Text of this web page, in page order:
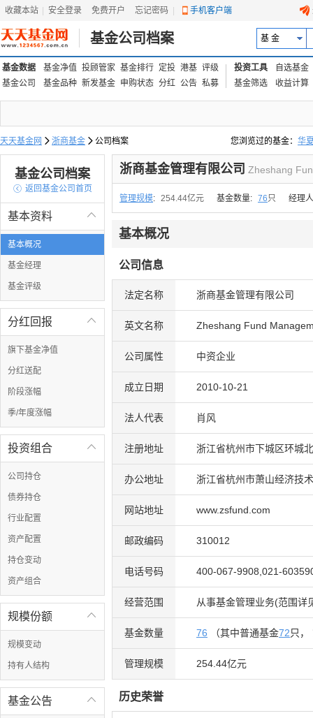
收藏本站 安全登录 免费开户 忘记密码 手机客户端
基金公司档案 基 金
基金数据 基金净值 投顾管家 基金排行 定投 港基 评级
基金公司
基金品种 新发基金 申购状态 分红 公告 私募
投资工具
自选基金
基金筛选
收益计算
天天基金网  浙商基金  公司档案 您浏览过的基金： 华
易方达上证中盘ETF联
基金公司档案
 返回基金公司首页

基本资料
基本概况
基金经理
基金评级

分红回报
旗下基金净值
分红送配
阶段涨幅
季/年度涨幅

投资组合
公司持仓
债券持仓
行业配置
资产配置
持仓变动
资产组合

规模份额
规模变动
持有人结构

基金公告
浙商基金管理有限公司 Zheshang
管理规模: 254.44亿元 基金数量: 76只 经理
基本概况
公司信息
法定名称 浙商基金管理有限公司
英文名称 Zheshang Fund
公司属性 中资企业
成立日期 2010-10-21
法人代表 肖风
注册地址 浙江省杭州市下城区环城
办公地址 浙江省杭州市萧山经济技
网站地址 www.zsfund.com
邮政编码 310012
电话号码 400-067-9908,021-
经营范围 从事基金管理业务(范围详
基金数量 76 （其中普通基金72只，
管理规模 254.44亿元
历史荣誉